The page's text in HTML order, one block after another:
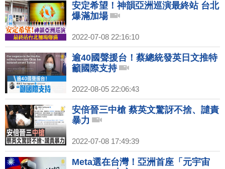
安定希望！神韻亞洲巡演最終站 台北
爆滿加場
2022-07-08 22:16:10
逾40國聲援台！蔡總統發英日文推特
籲國際支持
2022-08-05 22:06:43
安倍晉三中槍 蔡英文驚訝不捨、譴責
暴力
2022-07-08 17:49:39
Meta選在台灣！亞洲首座「元宇宙